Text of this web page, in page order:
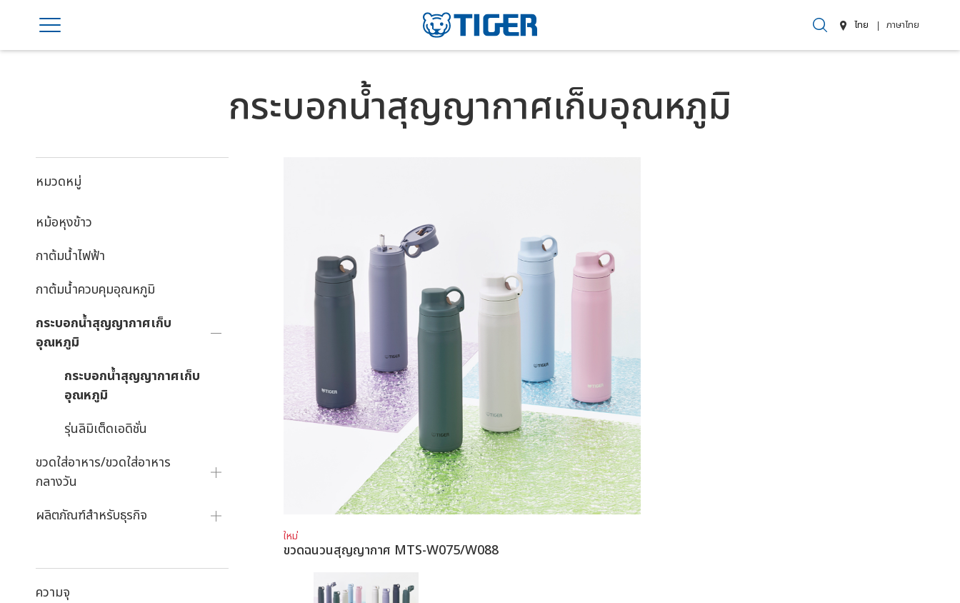
ไทย ภาษาไทย
กระบอกน้ำสุญญากาศเก็บอุณหภูมิ
หมวดหมู่
หม้อหุงข้าว
กาต้มน้ำไฟฟ้า
กาต้มน้ำควบคุมอุณหภูมิ
กระบอกน้ำสุญญากาศเก็บ
อุณหภูมิ
กระบอกน้ำสุญญากาศเก็บ
อุณหภูมิ
รุ่นลิมิเต็ดเอดิชั่น
ขวดใส่อาหาร/ขวดใส่อาหาร
กลางวัน
ผลิตภัณฑ์สำหรับธุรกิจ
ความจุ
ใหม่
ขวดฉนวนสุญญากาศ MTS-W075/W088